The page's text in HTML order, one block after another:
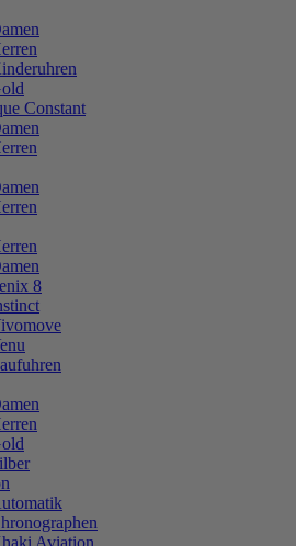
Constant
8
Aviation